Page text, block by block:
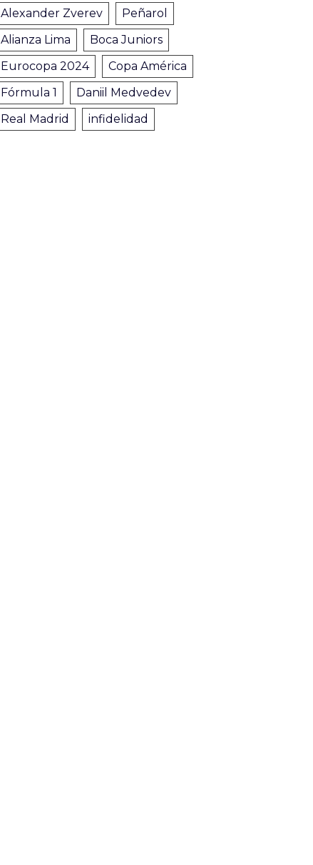
Alexander Zverev
Peñarol
Alianza Lima
Boca Juniors
Eurocopa 2024
Copa América
Fórmula 1
Daniil Medvedev
Real Madrid
infidelidad